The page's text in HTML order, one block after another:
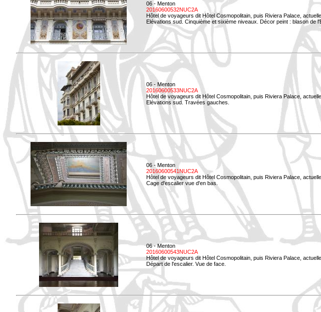
06 - Menton
20160600532NUC2A
Hôtel de voyageurs dit Hôtel Cosmopolitain, puis Riviera Palace,
Elévations sud. Cinquième et sixième niveaux. Décor peint : blason de
06 - Menton
20160600533NUC2A
Hôtel de voyageurs dit Hôtel Cosmopolitain, puis Riviera Palace,
Elévations sud. Travées gauches.
06 - Menton
20160600541NUC2A
Hôtel de voyageurs dit Hôtel Cosmopolitain, puis Riviera Palace,
Cage d'escalier vue d'en bas.
06 - Menton
20160600543NUC2A
Hôtel de voyageurs dit Hôtel Cosmopolitain, puis Riviera Palace,
Départ de l'escalier. Vue de face.